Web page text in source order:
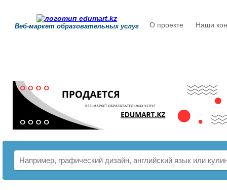
Веб-маркет образовательных услуг О проекте Наши